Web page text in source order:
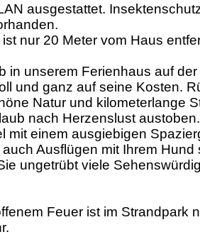
ausgestattet.
nur 20 Meter vom Haus
in unserem Ferienhaus auf
und ganz auf seine Kosten.
Natur und kilometerlange
nach Herzenslust
mit einem ausgiebigen
Ausflügen mit Ihrem Hund
ungetrübt viele
Feuer ist im Strandpark